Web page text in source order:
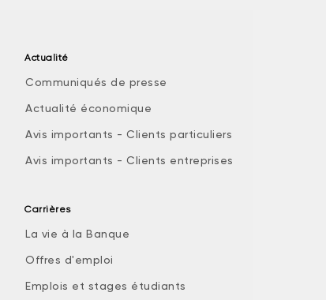
Actualité
Communiqués de presse
Actualité économique
Avis importants - Clients particuliers
Avis importants - Clients entreprises
Carrières
La vie à la Banque
Offres d'emploi
Emplois et stages étudiants